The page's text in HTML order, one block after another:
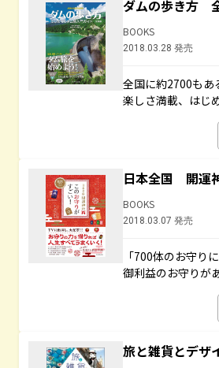
ダムの歩き方
BOOKS
2018.03.28 発売
全国に約2700もあ
楽しさ満載、はじ
日本全国 開運
BOOKS
2018.03.07 発売
「700体のお守り
御利益のお守りが
旅と雑貨とデザ